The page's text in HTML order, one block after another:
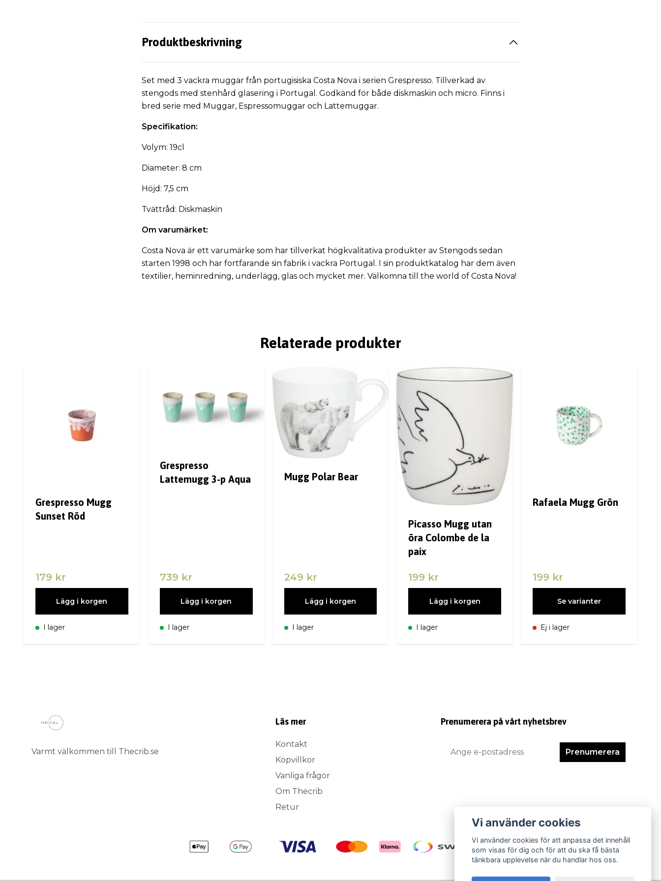
Produktbeskrivning
Set med 3 vackra muggar från portugisiska Costa Nova i serien Grespresso. Tillverkad av
stengods med stenhård glasering i Portugal. Godkänd för både diskmaskin och micro. Finns i
bred serie med Muggar, Espressomuggar och Lattemuggar.
Specifikation:
Volym: 19cl
Diameter: 8 cm
Höjd: 7,5 cm
Tvättråd: Diskmaskin
Om varumärket:
Costa Nova är ett varumärke som har tillverkat högkvalitativa produkter av Stengods sedan
starten 1998 och har fortfarande sin fabrik i vackra Portugal. I sin produktkatalog har dem även
textilier, heminredning, underlägg, glas och mycket mer. Välkomna till the world of Costa Nova!
Relaterade produkter
Grespresso Mugg
Sunset Röd
179 kr
Lägg i korgen
I lager
Grespresso
Lattemugg 3-p Aqua
739 kr
Lägg i korgen
I lager
Mugg Polar Bear
249 kr
Lägg i korgen
I lager
Picasso Mugg utan
öra Colombe de la
paix
199 kr
Lägg i korgen
I lager
Rafaela Mugg Grön
199 kr
Se varianter
Ej i lager
Varmt välkommen till Thecrib.se
Läs mer
Kontakt
Köpvillkor
Vanliga frågor
Om Thecrib
Retur
Prenumerera på vårt nyhetsbrev
Prenumerera
Vi använder cookies
Vi använder cookies för att anpassa det innehåll
som visas för dig och för att du ska få bästa
tänkbara upplevelse när du handlar hos oss.